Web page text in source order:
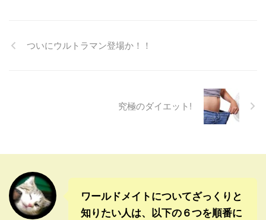
がってしまうよね。 日本人
ってきた。 アベノミクス選挙
も、足を引っ張られて機能し
いと言っていた。 もし、アベ
ノミクスが間違っているな
ら、正しい政策に変わ ...
しなかったような影響がでる
ってないんだけどね。 ところ
で、先週紹介した中国の深刻
な大気汚染を告発した動画
だ。 「どんな報道よりも胸に
声が上がる中、環境省の大臣
も賞賛していたのに残念だよ
ね。 改革を求める矛先が ...
ついにウルトラマン登場か！！
究極のダイエット!
ワールドメイトについてざっくりと
知りたい人は、以下の６つを順番に